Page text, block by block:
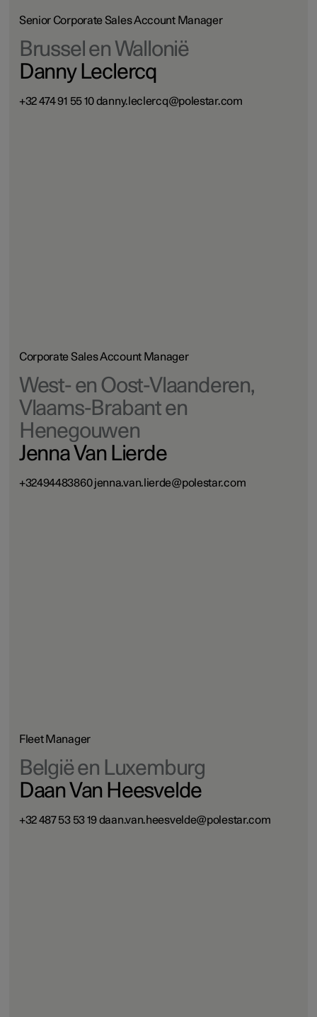
Senior Corporate Sales Account Manager
Brussel en Wallonië
Danny Leclercq
+32 474 91 55 10 danny.leclercq@polestar.com
Corporate Sales Account Manager
West- en Oost-Vlaanderen,
Vlaams-Brabant en
Henegouwen
Jenna Van Lierde
+32494483860 jenna.van.lierde@polestar.com
Fleet Manager
België en Luxemburg
Daan Van Heesvelde
+32 487 53 53 19 daan.van.heesvelde@polestar.com